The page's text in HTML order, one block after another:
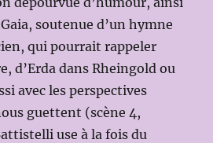
soutenue d’un hymne
qui pourrait rappeler
d’Erda dans Rheingold ou
avec les perspectives
guettent (scène 4,
use à la fois du